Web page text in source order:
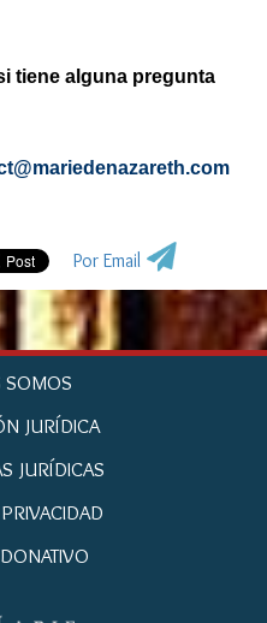
tiene alguna pregunta
Por Email
SOMOS
JURÍDICA
JURÍDICAS